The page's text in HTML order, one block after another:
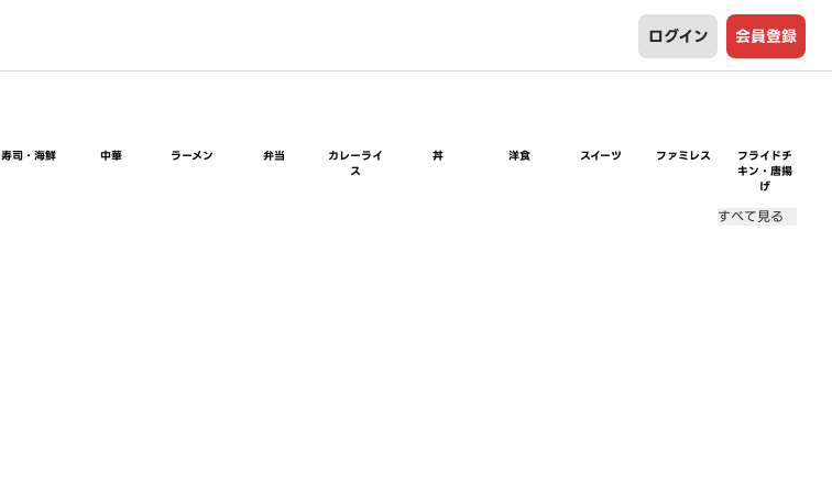
ログイン 会員登録
寿司・海鮮 中華 ラーメン 弁当
カレーライ
ス
丼 洋食 スイーツ ファミレス
フライドチ
キン・唐揚
げ
すべて見る